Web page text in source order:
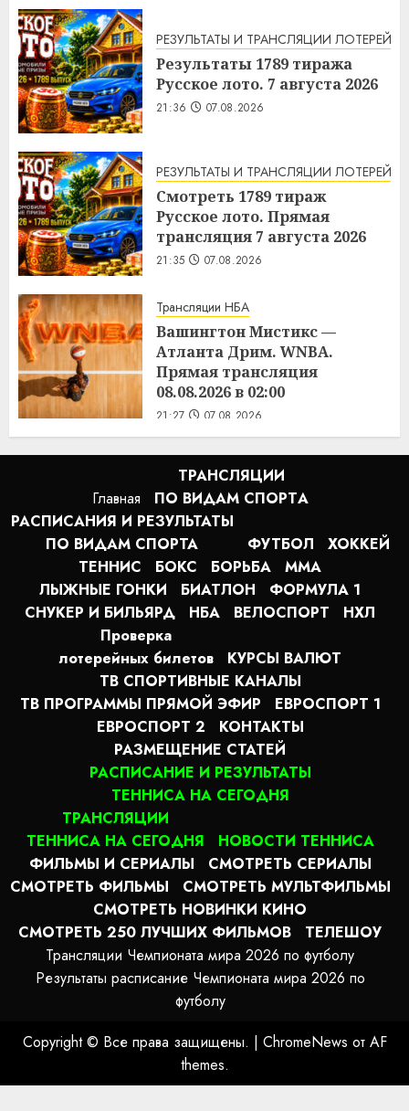
РЕЗУЛЬТАТЫ И ТРАНСЛЯЦИИ ЛОТЕРЕЙ
Результаты 1789 тиража
Русское лото. 7 августа 2026
21:36 07.08.2026
РЕЗУЛЬТАТЫ И ТРАНСЛЯЦИИ ЛОТЕРЕЙ
Смотреть 1789 тираж
Русское лото. Прямая
трансляция 7 августа 2026
21:35 07.08.2026
Трансляции НБА
Вашингтон Мистикс —
Атланта Дрим. WNBA.
Прямая трансляция
08.08.2026 в 02:00
21:27 07.08.2026
Главная
ТРАНСЛЯЦИИ
ПО ВИДАМ СПОРТA
РАСПИСАНИЯ И РЕЗУЛЬТАТЫ
ПО ВИДАМ СПОРТА
ФУТБОЛ
ХОККЕЙ
ТЕННИС
БОКС БОРЬБА
MMA
ЛЫЖНЫЕ ГОНКИ
БИАТЛОН
ФОРМУЛА 1
СНУКЕР И БИЛЬЯРД
НБА ВЕЛОСПОРТ
НХЛ
Проверка
лотерейных билетов
КУРСЫ ВАЛЮТ
ТВ СПОРТИВНЫЕ КАНАЛЫ
ТВ ПРОГРАММЫ ПРЯМОЙ ЭФИР
ЕВРОСПОРТ 1
ЕВРОСПОРТ 2
КОНТАКТЫ
РАЗМЕЩЕНИЕ СТАТЕЙ
РАСПИСАНИЕ И РЕЗУЛЬТАТЫ
ТЕННИСА НА СЕГОДНЯ
ТРАНСЛЯЦИИ
ТЕННИСА НА СЕГОДНЯ
НОВОСТИ ТЕННИСА
ФИЛЬМЫ И СЕРИАЛЫ
СМОТРЕТЬ СЕРИАЛЫ
СМОТРЕТЬ ФИЛЬМЫ
СМОТРЕТЬ МУЛЬТФИЛЬМЫ
СМОТРЕТЬ НОВИНКИ КИНО
СМОТРЕТЬ 250 ЛУЧШИХ ФИЛЬМОВ
ТЕЛЕШОУ
Трансляции Чемпионата мира 2026 по футболу
Результаты расписание Чемпионата мира 2026 по
футболу
Copyright © Все права защищены. | ChromeNews от AF
themes.